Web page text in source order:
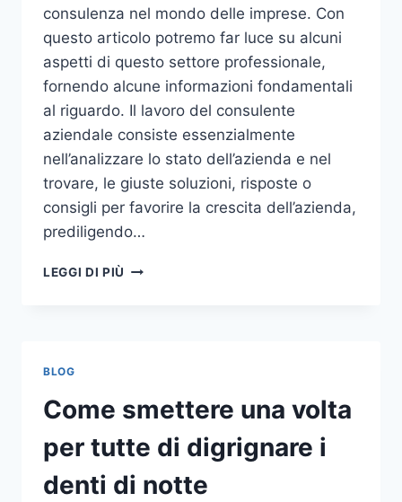
consulenza nel mondo delle imprese. Con
questo articolo potremo far luce su alcuni
aspetti di questo settore professionale,
fornendo alcune informazioni fondamentali
al riguardo. Il lavoro del consulente
aziendale consiste essenzialmente
nell’analizzare lo stato dell’azienda e nel
trovare, le giuste soluzioni, risposte o
consigli per favorire la crescita dell’azienda,
prediligendo…
LEGGI DI PIÙ IL
BLOG
Come smettere una volta
per tutte di digrignare i
denti di notte